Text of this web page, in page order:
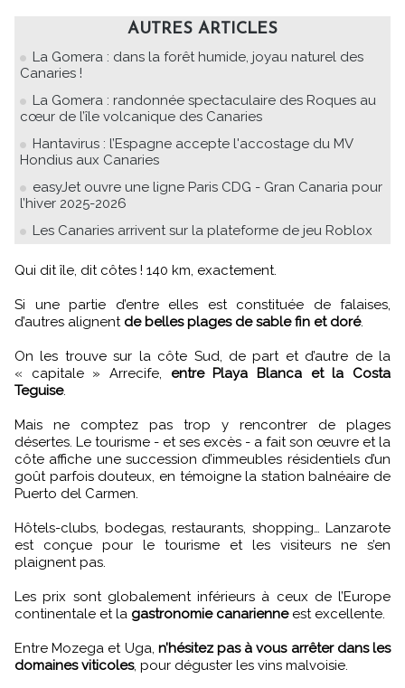
AUTRES ARTICLES
La Gomera : dans la forêt humide, joyau naturel des
Canaries !
La Gomera : randonnée spectaculaire des Roques au
cœur de l’île volcanique des Canaries
Hantavirus : l’Espagne accepte l'accostage du MV
Hondius aux Canaries
easyJet ouvre une ligne Paris CDG - Gran Canaria pour
l’hiver 2025-2026
Les Canaries arrivent sur la plateforme de jeu Roblox
Qui dit île, dit côtes ! 140 km, exactement.
Si une partie d’entre elles est constituée de falaises,
d’autres alignent de belles plages de sable fin et doré.
On les trouve sur la côte Sud, de part et d’autre de la
« capitale » Arrecife, entre Playa Blanca et la Costa
Teguise.
Mais ne comptez pas trop y rencontrer de plages
désertes. Le tourisme - et ses excès - a fait son œuvre et la
côte affiche une succession d’immeubles résidentiels d’un
goût parfois douteux, en témoigne la station balnéaire de
Puerto del Carmen.
Hôtels-clubs, bodegas, restaurants, shopping… Lanzarote
est conçue pour le tourisme et les visiteurs ne s’en
plaignent pas.
Les prix sont globalement inférieurs à ceux de l’Europe
continentale et la gastronomie canarienneest excellente.
Entre Mozega et Uga, n’hésitez pas à vous arrêter dans les
domaines viticoles, pour déguster les vins malvoisie.